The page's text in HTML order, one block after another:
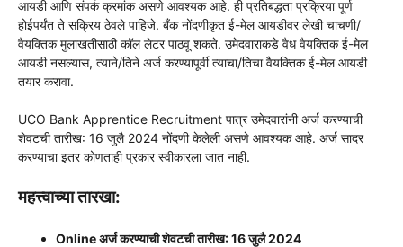
आयडी आणि संपर्क क्रमांक असणे आवश्यक आहे. ही प्रतिबद्धता प्रक्रिया पूर्ण
होईपर्यंत ते सक्रिय ठेवले पाहिजे. बँक नोंदणीकृत ई-मेल आयडीवर लेखी चाचणी/
वैयक्तिक मुलाखतीसाठी कॉल लेटर पाठवू शकते. उमेदवाराकडे वैध वैयक्तिक ई-मेल
आयडी नसल्यास, त्याने/तिने अर्ज करण्यापूर्वी त्याचा/तिचा वैयक्तिक ई-मेल आयडी
तयार करावा.
UCO Bank Apprentice Recruitment पात्र उमेदवारांनी अर्ज करण्याची
शेवटची तारीख: 16 जुलै 2024 नोंदणी केलेली असणे आवश्यक आहे. अर्ज सादर
करण्याचा इतर कोणताही प्रकार स्वीकारला जात नाही.
महत्त्वाच्या तारखा:
Online अर्ज करण्याची शेवटची तारीख: 16 जुलै 2024